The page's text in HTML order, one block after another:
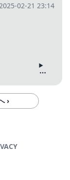
2025-02-21 23:14
›